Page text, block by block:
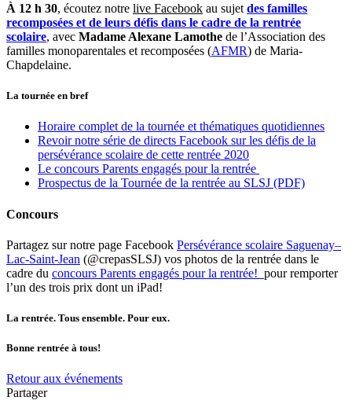
À 12 h 30, écoutez notre live Facebook au sujet des familles
recomposées et de leurs défis dans le cadre de la rentrée
scolaire, avec Madame Alexane Lamothe de l’Association des
familles monoparentales et recomposées (AFMR) de Maria-
Chapdelaine.
La tournée en bref
Horaire complet de la tournée et thématiques quotidiennes
Revoir notre série de directs Facebook sur les défis de la
persévérance scolaire de cette rentrée 2020
Le concours Parents engagés pour la rentrée
Prospectus de la Tournée de la rentrée au SLSJ (PDF)
Concours
Partagez sur notre page Facebook Persévérance scolaire Saguenay–
Lac-Saint-Jean (@crepasSLSJ) vos photos de la rentrée dans le
cadre du concours Parents engagés pour la rentrée! pour remporter
l’un des trois prix dont un iPad!
La rentrée. Tous ensemble. Pour eux.
Bonne rentrée à tous!
Retour aux événements
Partager